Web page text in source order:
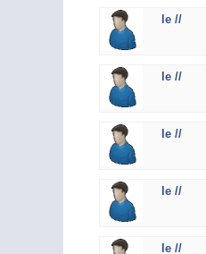
le //
le //
le //
le //
le //